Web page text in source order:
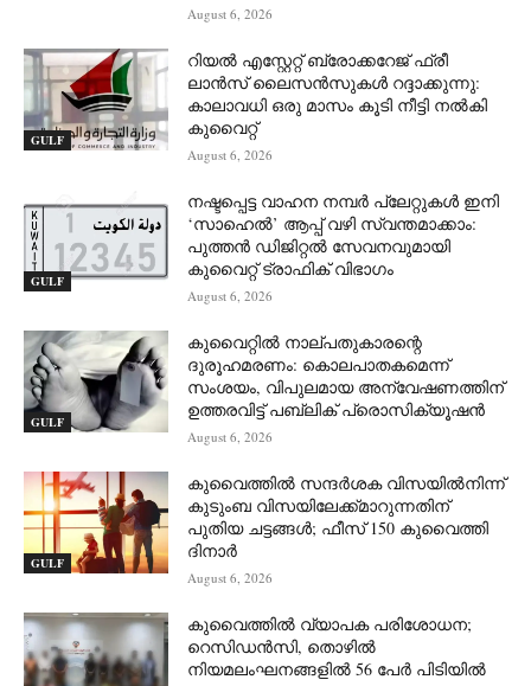
August 6, 2026
GULF
റിയൽ എസ്റ്റേറ്റ് ബ്രോക്കറേജ് ഫ്രീ
ലാൻസ് ലൈസൻസുകൾ റദ്ദാക്കുന്നു:
കാലാവധി ഒരു മാസം കൂടി നീട്ടി നൽകി
കുവൈറ്റ്
August 6, 2026
GULF
നഷ്ടപ്പെട്ട വാഹന നമ്പർ പ്ലേറ്റുകൾ ഇനി
‘സാഹെൽ’ ആപ്പ് വഴി സ്വന്തമാക്കാം:
പുത്തൻ ഡിജിറ്റൽ സേവനവുമായി
കുവൈറ്റ് ട്രാഫിക് വിഭാഗം
August 6, 2026
GULF
കുവൈറ്റിൽ നാല്പതുകാരന്റെ
ദുരൂഹമരണം: കൊലപാതകമെന്ന്
സംശയം, വിപുലമായ അന്വേഷണത്തിന്
ഉത്തരവിട്ട് പബ്ലിക് പ്രൊസിക്യൂഷൻ
August 6, 2026
GULF
കുവൈത്തിൽ സന്ദർശക വിസയിൽനിന്ന്
കുടുംബ വിസയിലേക്ക്മാറുന്നതിന്
പുതിയ ചട്ടങ്ങൾ; ഫീസ് 150 കുവൈത്തി
ദിനാർ
August 6, 2026
കുവൈത്തിൽ വ്യാപക പരിശോധന;
റെസിഡൻസി, തൊഴിൽ
നിയമലംഘനങ്ങളിൽ 56 പേർ പിടിയിൽ